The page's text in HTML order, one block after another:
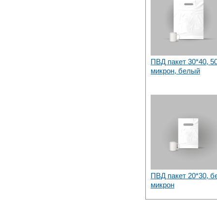
ПВД пакет 30*40,
микрон, белый
ПВД пакет 20*30,
микрон